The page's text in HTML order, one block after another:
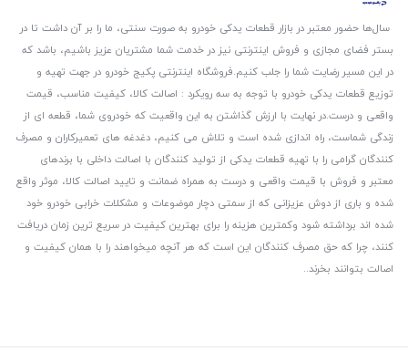
سال‌ها حضور معتبر در بازار قطعات یدکی خودرو به صورت سنتی، ما را بر آن داشت تا در
بستر فضای مجازی و فروش اینترنتی نیز در خدمت شما مشتریان عزیز باشیم، باشد که
در این مسیر رضایت شما را جلب کنیم.فروشگاه اینترنتی پکیج خودرو در جهت تهیه و
توزیع قطعات یدکی خودرو با توجه به سه رویکرد : اصالت کالا، کیفیت مناسب، قیمت
واقعی و درست.در نهایت با ارزش گذاشتن به این واقعیت که خودروی شما، قطعه ای از
زندگی شماست، راه اندازی شده است و تلاش می کنیم، دغدغه های تعمیرکاران و مصرف
کنندگان گرامی را با تهیه قطعات یدکی از تولید کنندگان با اصالت داخلی با برندهای
معتبر و فروش با قیمت واقعی و درست به همراه ضمانت و تایید اصالت کالا، موثر واقع
شده و باری از دوش عزیزانی که از سمتی دچار موضوعات و مشکلات خرابی خودرو خود
شده اند برداشته شود و‌کمترین هزینه را برای بهترین کیفیت در سریع ترین زمان دریافت
کنند، چرا که حق مصرف کنندگان این است که هر آنچه میخواهند را با همان کیفیت و
اصالت بتوانند بخرند..